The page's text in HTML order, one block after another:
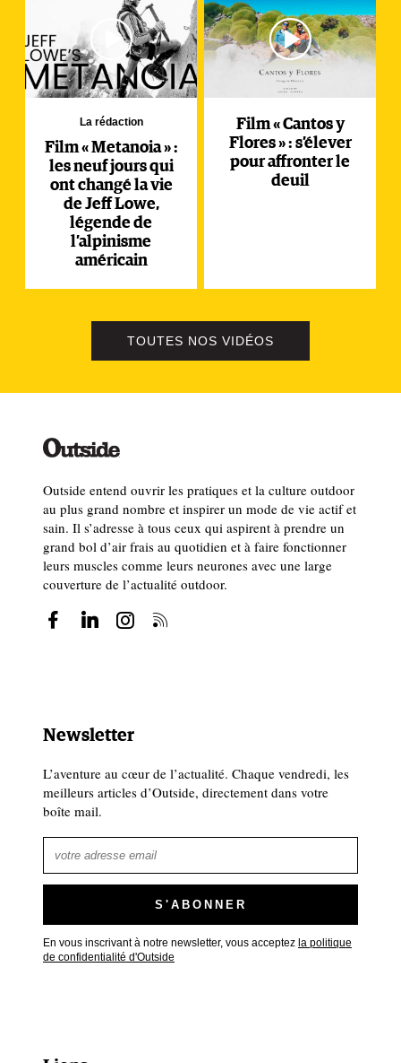
La rédaction
Film « Metanoia » :
les neuf jours qui
ont changé la vie
de Jeff Lowe,
légende de
l’alpinisme
américain
Film « Cantos y
Flores » : s’élever
pour affronter le
deuil
TOUTES NOS VIDÉOS
Outside entend ouvrir les pratiques et la culture outdoor
au plus grand nombre et inspirer un mode de vie actif et
sain. Il s’adresse à tous ceux qui aspirent à prendre un
grand bol d’air frais au quotidien et à faire fonctionner
leurs muscles comme leurs neurones avec une large
couverture de l’actualité outdoor.
Newsletter
L’aventure au cœur de l’actualité. Chaque vendredi, les
meilleurs articles d’Outside, directement dans votre
boîte mail.
En vous inscrivant à notre newsletter, vous acceptez la politique
de confidentialité d'Outside